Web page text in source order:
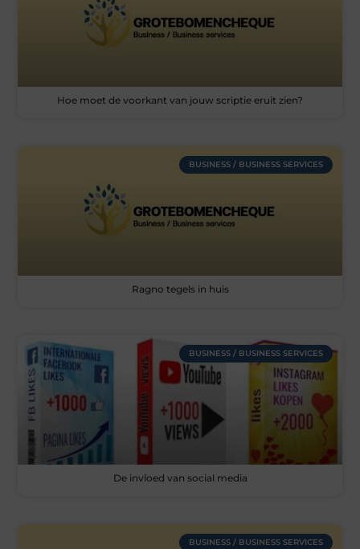
Hoe moet de voorkant van jouw scriptie eruit zien?
BUSINESS / BUSINESS SERVICES
Ragno tegels in huis
BUSINESS / BUSINESS SERVICES
De invloed van social media
BUSINESS / BUSINESS SERVICES